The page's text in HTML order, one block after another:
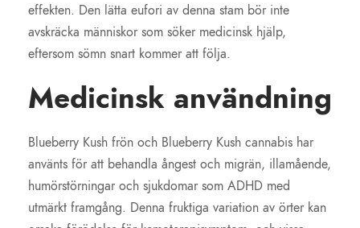
effekten. Den lätta eufori av denna stam bör inte
avskräcka människor som söker medicinsk hjälp,
eftersom sömn snart kommer att följa.
Medicinsk användning
Blueberry Kush frön och Blueberry Kush cannabis har
använts för att behandla ångest och migrän, illamående,
humörstörningar och sjukdomar som ADHD med
utmärkt framgång. Denna fruktiga variation av örter kan